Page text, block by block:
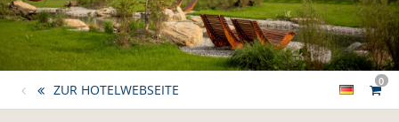
0
ZUR HOTELWEBSEITE